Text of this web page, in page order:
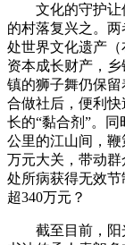
文化的守护让保
的村落复兴之。
处世界文化遗产
资本成长财产，
镇的狮子舞仍保留
合做社后，便利
长的“黏合剂”。
公里的江山间，
万元大关，带动
处所病获得无效节
超340万元？
截至目前，阳